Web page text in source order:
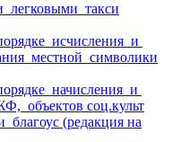
легковыми такси
исчисления и
местной символики
начисления и
объектов соц.культ
(редакция на